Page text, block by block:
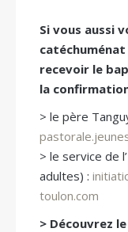
Si vous aussi
recevoir le
la
> le père
> le service de
adultes) :
toulon.com
> Découvrez